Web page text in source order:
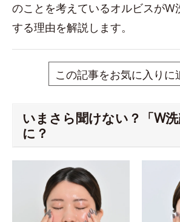
のことを考えているオルビスがW
する理由を解説します。
この記事をお気に入りに
いまさら聞けない？「W
に？